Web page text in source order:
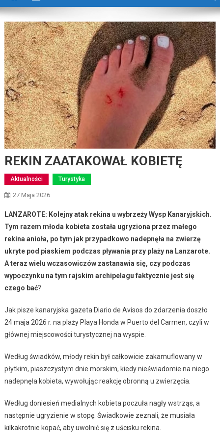
REKIN ZAATAKOWAŁ KOBIETĘ
Aktualności Turystyka
27 Maja 2026
LANZAROTE: Kolejny atak rekina u wybrzeży Wysp Kanaryjskich.
Tym razem młoda kobieta została ugryziona przez małego
rekina anioła, po tym jak przypadkowo nadepnęła na zwierzę
ukryte pod piaskiem podczas pływania przy plaży na Lanzarote.
A teraz wielu wczasowiczów zastanawia się, czy podczas
wypoczynku na tym rajskim archipelagu faktycznie jest się
czego bać?
Jak pisze kanaryjska gazeta Diario de Avisos do zdarzenia doszło
24 maja 2026 r. na plaży Playa Honda w Puerto del Carmen, czyli w
głównej miejscowości turystycznej na wyspie.
Według świadków, młody rekin był całkowicie zakamuflowany w
płytkim, piaszczystym dnie morskim, kiedy nieświadomie na niego
nadepnęła kobieta, wywołując reakcję obronną u zwierzęcia.
Według doniesień medialnych kobieta poczuła nagły wstrząs, a
następnie ugryzienie w stopę. Świadkowie zeznali, że musiała
kilkakrotnie kopać, aby uwolnić się z uścisku rekina.